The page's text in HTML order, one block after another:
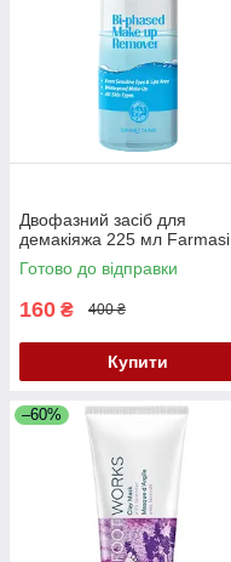
Двофазний засіб для
демакіяжа 225 мл Farmasi
Готово до відправки
160 ₴ 400 ₴
Купити
–60%